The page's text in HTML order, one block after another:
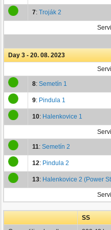
7: Troják 2
Day 3 - 20. 08. 2023
8: Semetín 1
9: Pindula 1
10: Halenkovice 1
11: Semetín 2
12: Pindula 2
13: Halenkovice 2 (Power
SS